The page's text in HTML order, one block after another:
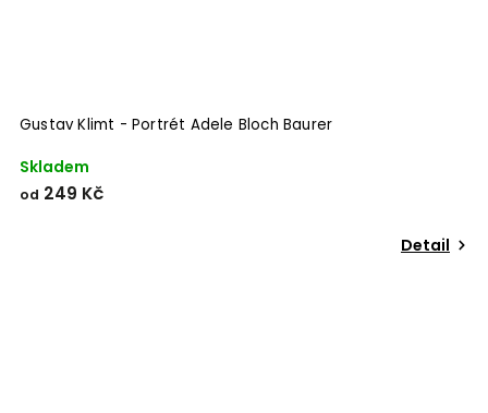
Gustav Klimt - Portrét Adele Bloch Baurer
Skladem
od 249 Kč
Detail